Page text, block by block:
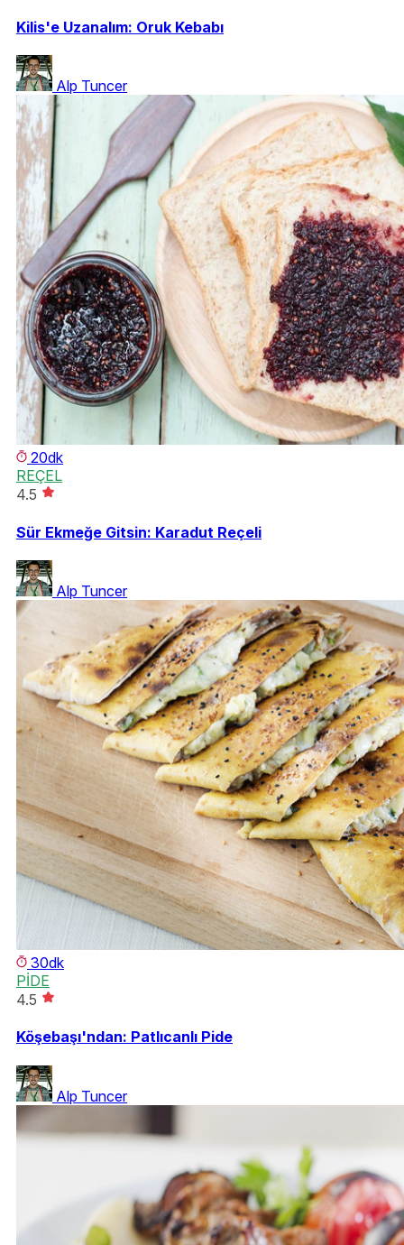
Kilis'e Uzanalım: Oruk Kebabı
Alp Tuncer
20dk
REÇEL
4.5
Sür Ekmeğe Gitsin: Karadut Reçeli
Alp Tuncer
30dk
PİDE
4.5
Köşebaşı'ndan: Patlıcanlı Pide
Alp Tuncer